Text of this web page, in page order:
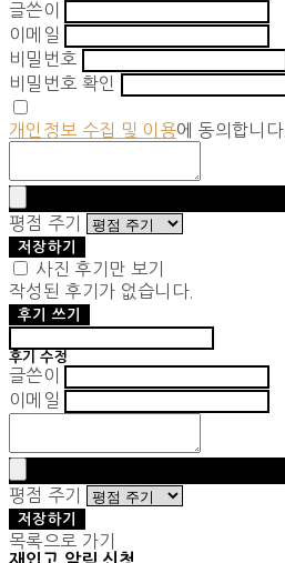
글쓴이
이메일
비밀번호
비밀번호 확인
개인정보 수집 및 이용에 동의합니다.
평점 주기
저장하기
사진 후기만 보기
작성된 후기가 없습니다.
후기 쓰기
후기 수정
글쓴이
이메일
평점 주기
저장하기
목록으로 가기